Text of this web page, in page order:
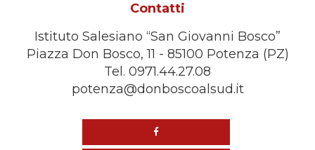
Contatti
Istituto Salesiano “San Giovanni Bosco”
Piazza Don Bosco, 11 - 85100 Potenza (PZ)
Tel. 0971.44.27.08
potenza@donboscoalsud.it